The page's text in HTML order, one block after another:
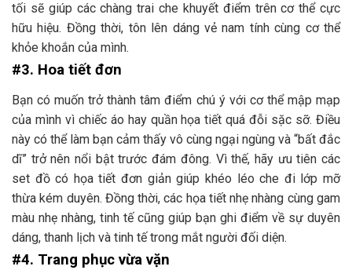
tối sẽ giúp các chàng trai che khuyết điểm trên cơ thể cực
hữu hiệu. Đồng thời, tôn lên dáng vẻ nam tính cùng cơ thể
khỏe khoắn của mình.
#3. Hoa tiết đơn
Bạn có muốn trở thành tâm điểm chú ý với cơ thể mập mạp
của mình vì chiếc áo hay quần họa tiết quá đỗi sặc sỡ. Điều
này có thể làm bạn cảm thấy vô cùng ngại ngùng và “bất đắc
dĩ” trở nên nổi bật trước đám đông. Vì thế, hãy ưu tiên các
set đồ có họa tiết đơn giản giúp khéo léo che đi lớp mỡ
thừa kém duyên. Đồng thời, các họa tiết nhẹ nhàng cùng gam
màu nhẹ nhàng, tinh tế cũng giúp bạn ghi điểm về sự duyên
dáng, thanh lịch và tinh tế trong mắt người đối diện.
#4. Trang phục vừa vặn